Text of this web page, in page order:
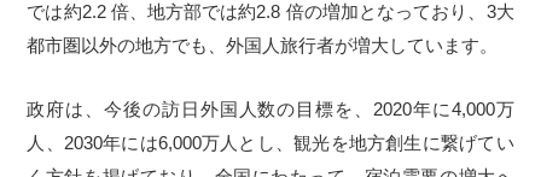
では約2.2 倍、地方部では約2.8 倍の増加となっており、3大
都市圏以外の地方でも、外国人旅行者が増大しています。
政府は、今後の訪日外国人数の目標を、2020年に4,000万
人、2030年には6,000万人とし、観光を地方創生に繋げてい